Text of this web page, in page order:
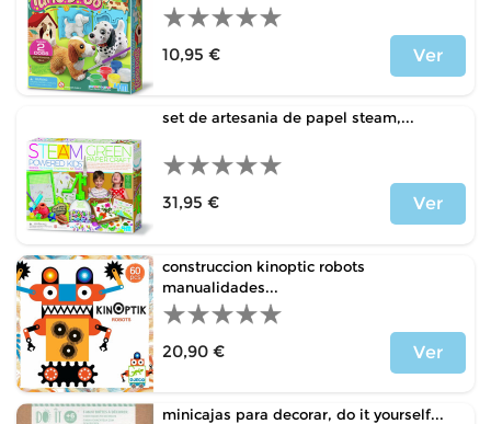
10,95 €
Ver
set de artesania de papel steam,...
31,95 €
Ver
construccion kinoptic robots
manualidades...
20,90 €
Ver
minicajas para decorar, do it yourself...